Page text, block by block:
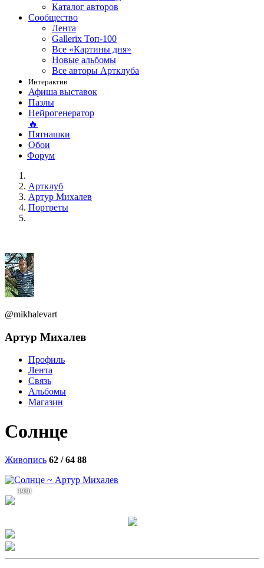
Каталог авторов
Сообщество
Лента
Gallerix Топ-100
Все «Картины дня»
Новые альбомы
Все авторы Артклуба
Интерактив
Афиша выставок
Пазлы
Нейрогенератор
🔥
Пятнашки
Обои
Форум
Артклуб
Артур Михалев
Портреты
@mikhalevart
Артур Михалев
Профиль
Лента
Связь
Альбомы
Магазин
Солнце
Живопись 62 / 64 88
3980